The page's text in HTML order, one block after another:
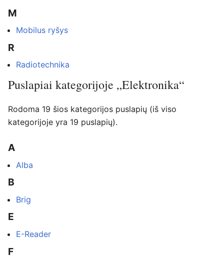
M
Mobilus ryšys
R
Radiotechnika
Puslapiai kategorijoje „Elektronika“
Rodoma 19 šios kategorijos puslapių (iš viso
kategorijoje yra 19 puslapių).
A
Alba
B
Brig
E
E-Reader
F